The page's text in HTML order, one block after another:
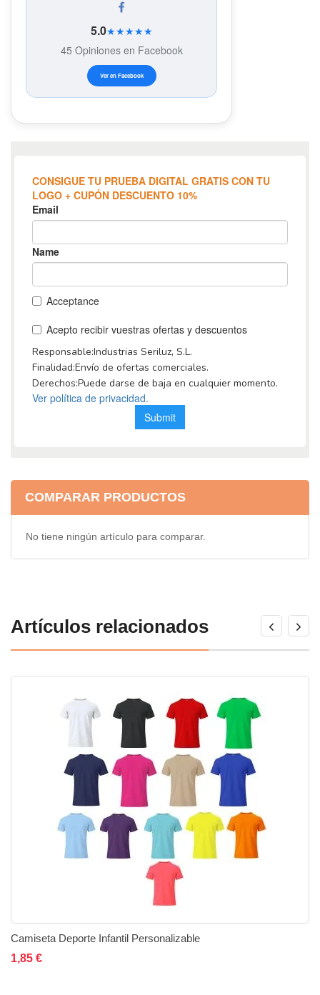
5.0★★★★★
45 Opiniones en Facebook
Ver en Facebook
COMPARAR PRODUCTOS
No tiene ningún artículo para comparar.
Artículos relacionados
Camiseta Deporte Infantil Personalizable
1,85 €